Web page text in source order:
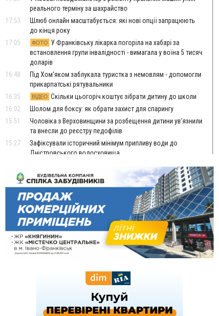
реального терміну за шахрайство
17:53
Шлюб онлайн масштабується: які нові опції запрацюють
до кінця року
17:05
ФОТО
У Франківську лікарка погоріла на хабарі за
встановлення групи інвалідності - вимагала у воїна 5 тисяч
доларів
16:48
Під Хом'яком заблукала туристка з немовлям - допомогли
прикарпатські рятувальники
16:35
ВІДЕО Скільки цьогоріч коштує зібрати дитину до школи
16:02
Шолом для боксу: як обрати захист для спарингу
15:51
Чоловіка з Верховинщини за розбещення дитини ув'язнили
та внесли до реєстру педофілів
15:27
Зафіксували історичний мінімум припливу води до
Дністровського водосховища
Керівник відділу прокуратури, депутат і чиновники:
стало відомо, хто фігурує у справі про дерибан лісу біля
Буковелю
14:33
ТОП крафтових витриманих сирів українського
виробництва
13:46
У Косові судили чоловіка за підпал туалету, через який
згорів сарай і пошкодило хату
13:28
Скандал із собакою на «Новій пошті» стався у Слов'янську,
а не у Франківську. Працівників передумали звільняти
влаштував стрілянину - обійшовся штрафом
Франківця, який приїхав до родичів у росію, засудили
до 13 років за донати в Україні
Мінвідновлення оголосило конкурс на міжобласні